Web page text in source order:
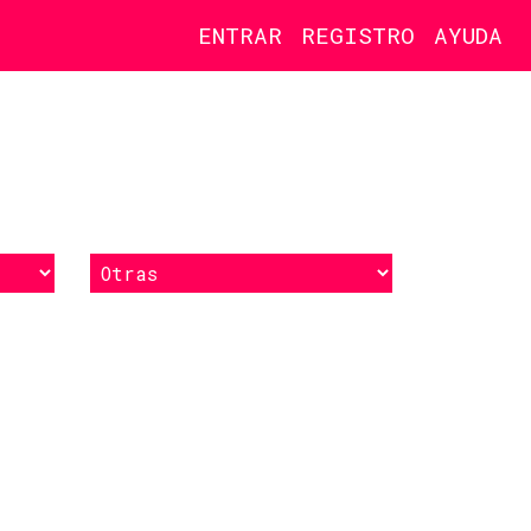
ENTRAR REGISTRO AYUDA